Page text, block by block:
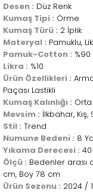
Desen : Düz Renk
Kumaş Tipi : Örme
Kumaş Türü : 2 İplik
Materyal : Pamuklu,
Pamuk-Cotton : %90
Likra : %10
Ürün Özellikleri :
Paçası Lastikli
Kumaş Kalınlığı : Orta
Mevsim : İlkbahar,
Stil : Trend
Numune Bedeni : 8
Yıkama Derecesi :
Ölçü : Bedenler arası
cm, Boy 78 cm
Ürün Sezonu : 2024 / 1